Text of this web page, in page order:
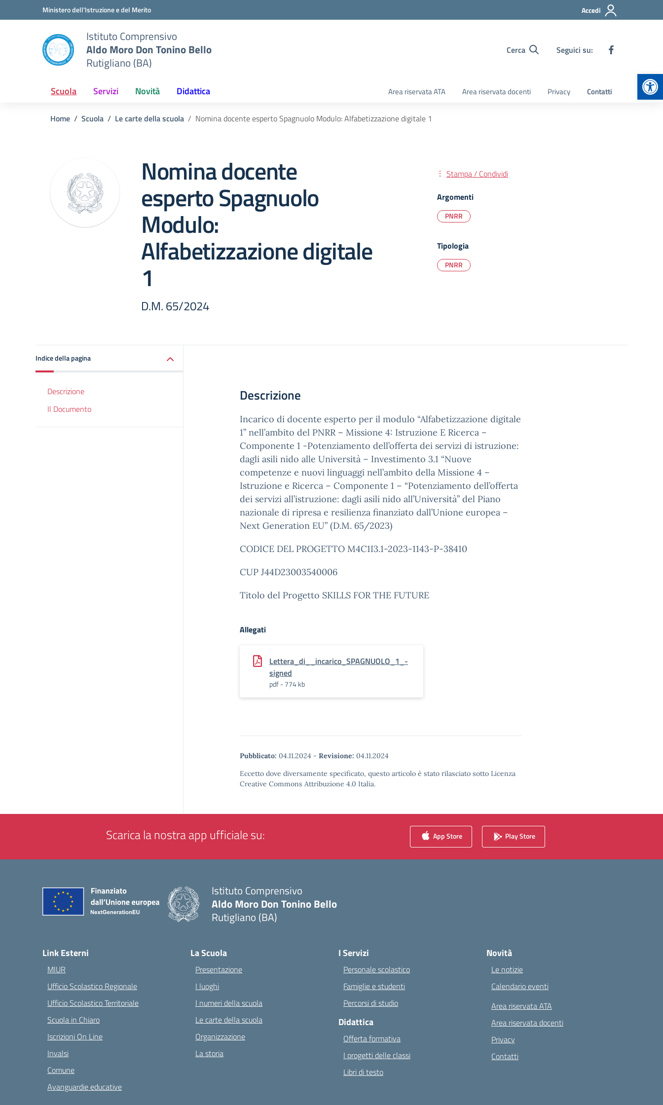
Vai ai contenuti
Vai al menu di navigazioneMinistero dell'Istruzione e del Merito Accedi
Istituto Comprensivo
Aldo Moro Don Tonino Bello
Rutigliano (BA)
Cerca Seguici su:
Scuola Servizi Novità Didattica Area riservata ATA Area riservata docenti Privacy Contatti
Home Scuola Le carte della scuola Nomina docente esperto Spagnuolo Modulo: Alfabetizzazione digitale 1
Nomina docente
esperto Spagnuolo
Modulo:
Alfabetizzazione digitale
1
D.M. 65/2024
Stampa / Condividi
Argomenti
PNRR
Tipologia
PNRR
Indice della pagina
Descrizione
Il Documento
Descrizione
Incarico di docente esperto per il modulo “Alfabetizzazione digitale
1” nell’ambito del PNRR – Missione 4: Istruzione E Ricerca –
Componente 1 -Potenziamento dell’offerta dei servizi di istruzione:
dagli asili nido alle Università – Investimento 3.1 “Nuove
competenze e nuovi linguaggi nell’ambito della Missione 4 –
Istruzione e Ricerca – Componente 1 – “Potenziamento dell’offerta
dei servizi all’istruzione: dagli asili nido all’Università” del Piano
nazionale di ripresa e resilienza finanziato dall’Unione europea –
Next Generation EU” (D.M. 65/2023)
CODICE DEL PROGETTO M4C1I3.1-2023-1143-P-38410
CUP J44D23003540006
Titolo del Progetto SKILLS FOR THE FUTURE
Allegati
Lettera_di__incarico_SPAGNUOLO_1_-
signed
pdf - 774 kb
Pubblicato: 04.11.2024 - Revisione: 04.11.2024
Eccetto dove diversamente specificato, questo articolo è stato rilasciato sotto Licenza
Creative Commons Attribuzione 4.0 Italia.
Scarica la nostra app ufficiale su: App Store Play Store
Istituto Comprensivo
Aldo Moro Don Tonino Bello
Rutigliano (BA)
Link Esterni
MIUR
Ufficio Scolastico Regionale
Ufficio Scolastico Territoriale
Scuola in Chiaro
Iscrizioni On Line
Invalsi
Comune
Avanguardie educative
La Scuola
Presentazione
I luoghi
I numeri della scuola
Le carte della scuola
Organizzazione
La storia
I Servizi
Personale scolastico
Famiglie e studenti
Percorsi di studio
Didattica
Offerta formativa
I progetti delle classi
Libri di testo
Novità
Le notizie
Calendario eventi
Area riservata ATA
Area riservata docenti
Privacy
Contatti